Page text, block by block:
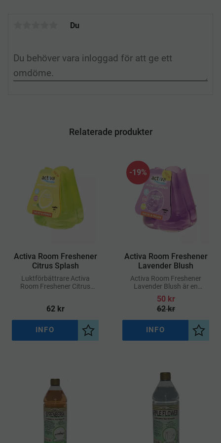
Du
Relaterade produkter
Activa Room Freshener
Citrus Splash
​Luktförbättrare Activa
Room Freshener Citrus
62kr
Lägg till i önskelista
INFO
Activa Room Freshener
Lavender Blush
Activa Room Freshener
Lavender Blush är en
effektiv och lättanvänd
doftspray som sprider en
fräsch och lugnande doft
perfekt
50kr
62kr
19%
Lägg
INFO